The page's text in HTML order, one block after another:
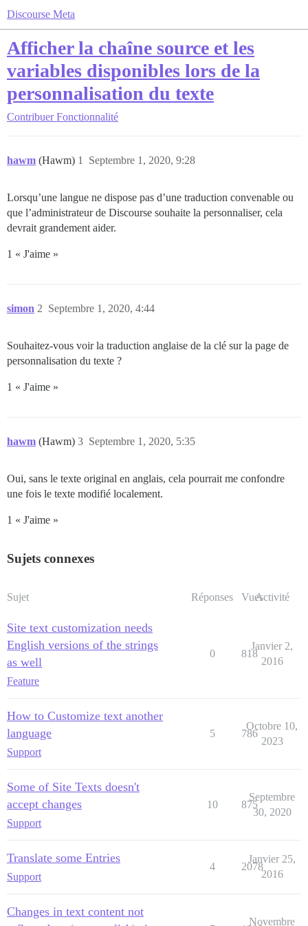
Discourse Meta
Afficher la chaîne source et les
variables disponibles lors de la
personnalisation du texte
Contribuer Fonctionnalité
hawm (Hawm) Septembre 1, 2020, 9:28
1
Lorsqu’une langue ne dispose pas d’une traduction convenable ou
que l’administrateur de Discourse souhaite la personnaliser, cela
devrait grandement aider.
1 « J'aime »
simon Septembre 1, 2020, 4:44
2
Souhaitez-vous voir la traduction anglaise de la clé sur la page de
personnalisation du texte ?
1 « J'aime »
hawm (Hawm) Septembre 1, 2020, 5:35
3
Oui, sans le texte original en anglais, cela pourrait me confondre
une fois le texte modifié localement.
1 « J'aime »
Sujets connexes
Sujet Réponses VuesActivité
Site text customization needs
English versions of the strings
as well
Feature
0 818
Janvier 2,
2016
How to Customize text another
language
Support
5 786
Octobre 10,
2023
Some of Site Texts doesn't
accept changes
Support
10 875
Septembre
30, 2020
Translate some Entries
Support
4 2078
Janvier 25,
2016
Changes in text content not
Novembre